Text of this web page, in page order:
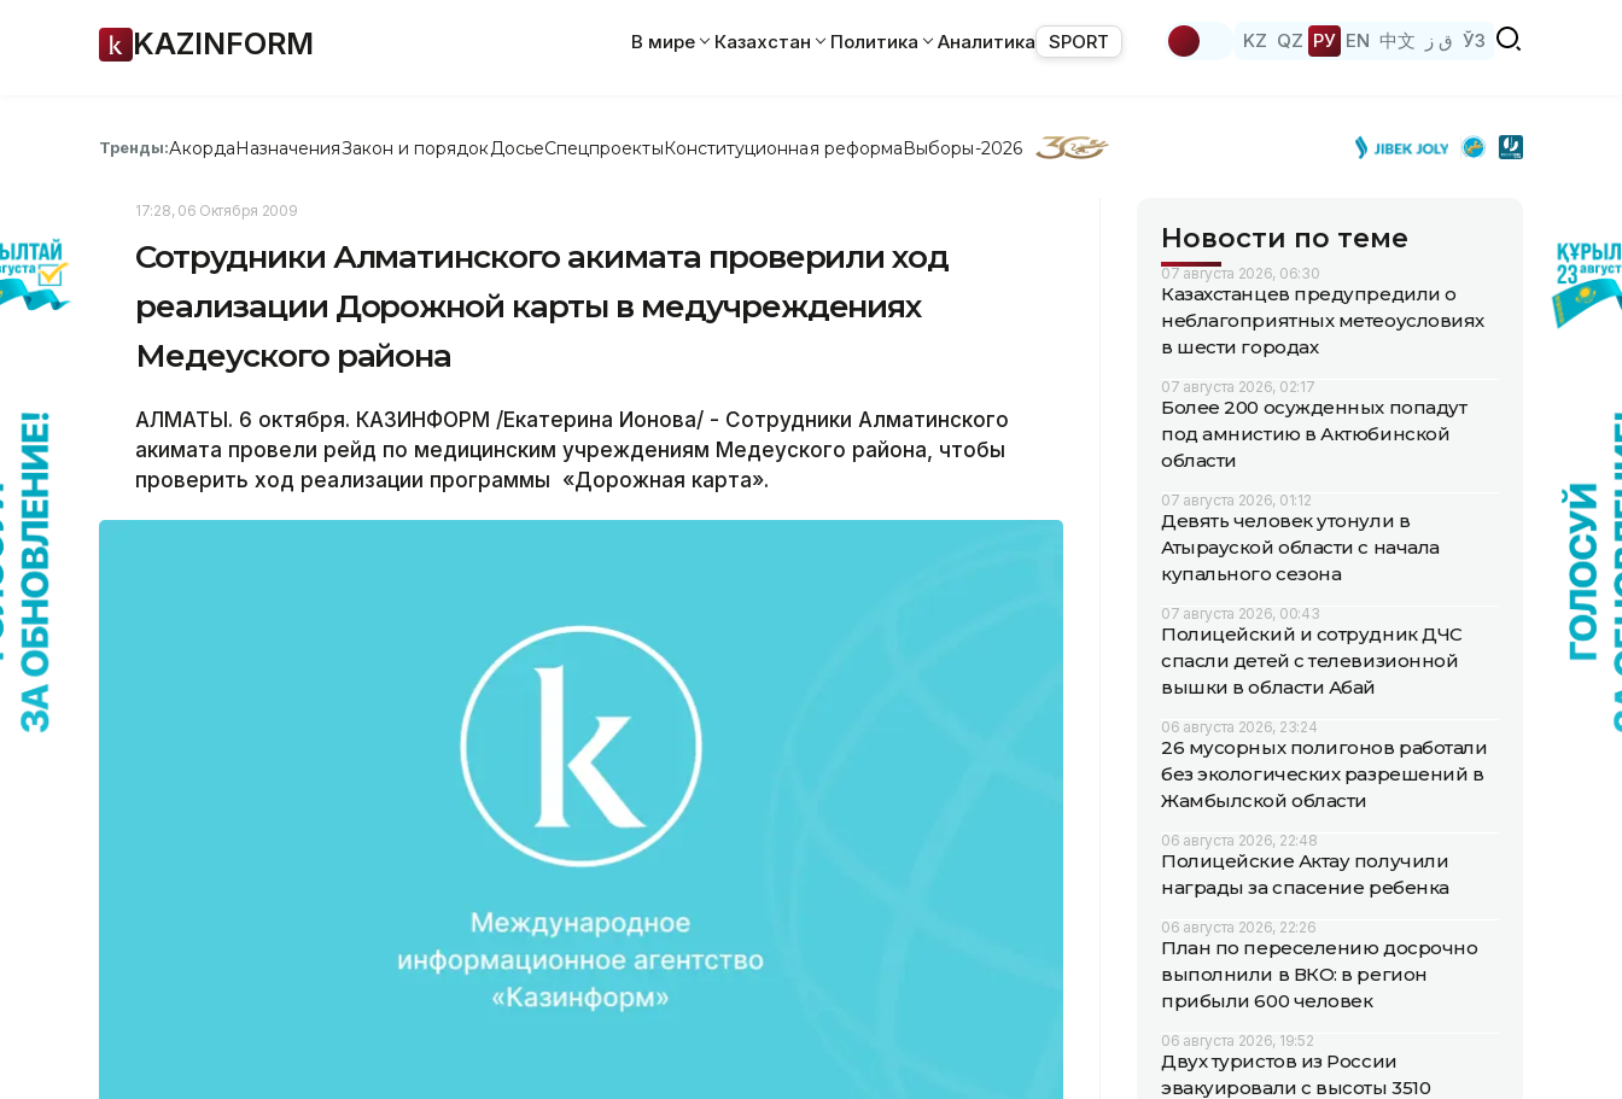
KAZINFORM В мире Казахстан Политика Аналитика SPORT KZ QZ РУ EN 中文 ق ز ЎЗ
Тренды:АкордаНазначенияЗакон и порядок ДосьеСпецпроектыКонституционная реформаВыборы-2026
17:28, 06 Октября 2009
Сотрудники Алматинского акимата проверили ход
реализации Дорожной карты в медучреждениях
Медеуского района
АЛМАТЫ. 6 октября. КАЗИНФОРМ /Екатерина Ионова/ - Сотрудники Алматинского
акимата провели рейд по медицинским учреждениям Медеуского района, чтобы
проверить ход реализации программы «Дорожная карта».
Новости по теме
07 августа 2026, 06:30
Казахстанцев предупредили о
неблагоприятных метеоусловиях
в шести городах
07 августа 2026, 02:17
Более 200 осужденных попадут
под амнистию в Актюбинской
области
07 августа 2026, 01:12
Девять человек утонули в
Атырауской области с начала
купального сезона
07 августа 2026, 00:43
Полицейский и сотрудник ДЧС
спасли детей с телевизионной
вышки в области Абай
06 августа 2026, 23:24
26 мусорных полигонов работали
без экологических разрешений в
Жамбылской области
06 августа 2026, 22:48
Полицейские Актау получили
награды за спасение ребенка
06 августа 2026, 22:26
План по переселению досрочно
выполнили в ВКО: в регион
прибыли 600 человек
06 августа 2026, 19:52
Двух туристов из России
эвакуировали с высоты 3510